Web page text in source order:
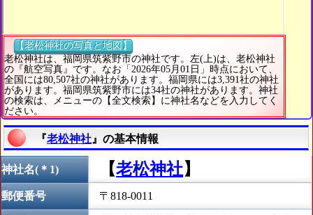
【老松神社の写真と地図】
老松神社は、福岡県筑紫野市の神社です。左(上)は、老松神社
の『航空写真』です。なお「2026年05月01日」時点において、
全国には80,507社の神社があります。福岡県には3,391社の神社
があります。福岡県筑紫野市には34社の神社があります。神社
の検索は、メニューの【全文検索】に神社名などを入力してく
ださい。
『老松神社 』の基本情報
神社名(＊1) 【老松神社】
郵便番号 〒818-0011